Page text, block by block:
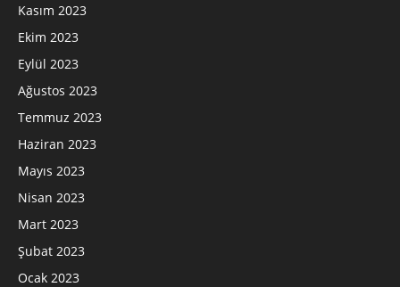
Kasım 2023
Ekim 2023
Eylül 2023
Ağustos 2023
Temmuz 2023
Haziran 2023
Mayıs 2023
Nisan 2023
Mart 2023
Şubat 2023
Ocak 2023